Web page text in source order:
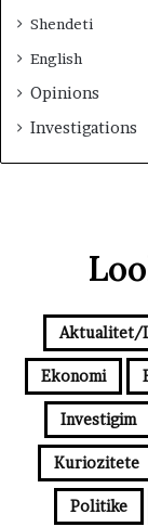
Shendeti
English
Opinions
Investigations
Aktualitet/
Ekonomi
Investigim
Kuriozitete
Politike